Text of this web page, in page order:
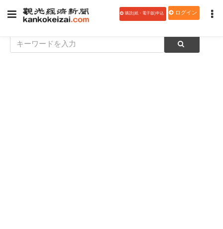
購読(紙・電子版)申込 ログイン